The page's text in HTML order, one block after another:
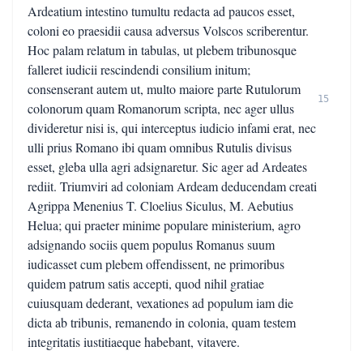
Ardeatium intestino tumultu redacta ad paucos esset,
coloni eo praesidii causa adversus Volscos scriberentur.
Hoc palam relatum in tabulas, ut plebem tribunosque
falleret iudicii rescindendi consilium initum;
consenserant autem ut, multo maiore parte Rutulorum
colonorum quam Romanorum scripta, nec ager ullus
divideretur nisi is, qui interceptus iudicio infami erat, nec
ulli prius Romano ibi quam omnibus Rutulis divisus
esset, gleba ulla agri adsignaretur. Sic ager ad Ardeates
rediit. Triumviri ad coloniam Ardeam deducendam creati
Agrippa Menenius T. Cloelius Siculus, M. Aebutius
Helua; qui praeter minime populare ministerium, agro
adsignando sociis quem populus Romanus suum
iudicasset cum plebem offendissent, ne primoribus
quidem patrum satis accepti, quod nihil gratiae
cuiusquam dederant, vexationes ad populum iam die
dicta ab tribunis, remanendo in colonia, quam testem
integritatis iustitiaeque habebant, vitavere.
15